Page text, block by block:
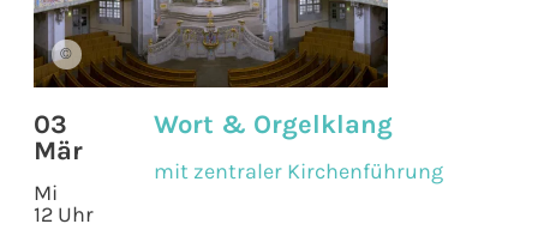
©
03
Mär
Mi
12 Uhr
Wort & Orgelklang
mit zentraler Kirchenführung